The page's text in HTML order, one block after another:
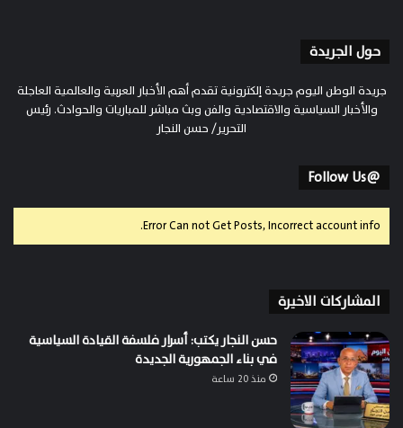
حول الجريدة
جريدة الوطن اليوم جريدة إلكترونية تقدم أهم الأخبار العربية والعالمية العاجلة
والأخبار السياسية والاقتصادية والفن وبث مباشر للمباريات والحوادث. رئيس
التحرير/ حسن النجار
@Follow Us
Error Can not Get Posts, Incorrect account info.
المشاركات الاخيرة
حسن النجار يكتب: أسرار فلسفة القيادة السياسية
في بناء الجمهورية الجديدة
منذ 20 ساعة